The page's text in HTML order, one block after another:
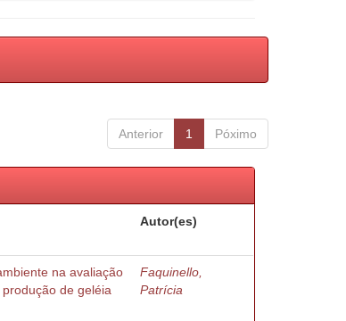
Anterior 1 Póximo
Autor(es)
na avaliação
de geléia
Faquinello,
Patrícia